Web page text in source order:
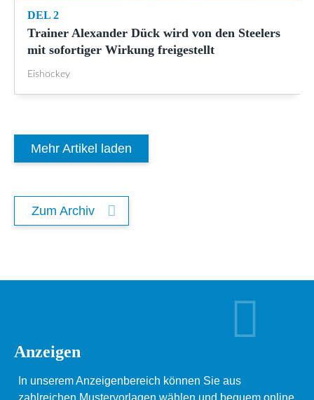
DEL 2
Trainer Alexander Dück wird von den Steelers
mit sofortiger Wirkung freigestellt
Eishockey
Mehr Artikel laden
Zum Archiv
Anzeigen
In unserem Anzeigenbereich können Sie aus
zahlreichen Mustervorlagen wählen und bequem online